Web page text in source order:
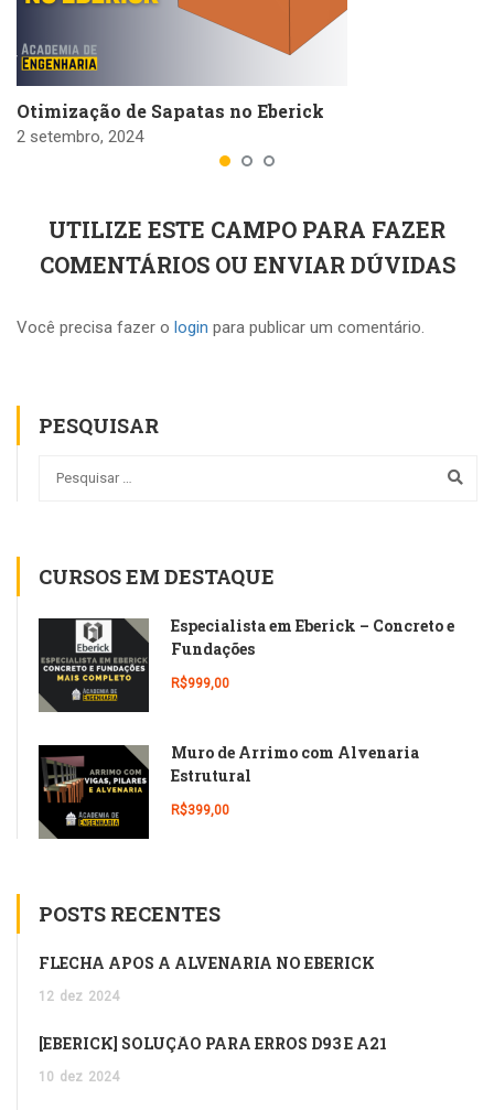
Otimização de Sapatas no Eberick
2 setembro, 2024
UTILIZE ESTE CAMPO PARA FAZER
COMENTÁRIOS OU ENVIAR DÚVIDAS
Você precisa fazer o login para publicar um comentário.
PESQUISAR
CURSOS EM DESTAQUE
Especialista em Eberick – Concreto e
Fundações
R$999,00
Muro de Arrimo com Alvenaria
Estrutural
R$399,00
POSTS RECENTES
FLECHA APÓS A ALVENARIA NO EBERICK
12 dez 2024
[EBERICK] SOLUÇÃO PARA ERROS D93 E A21
10 dez 2024